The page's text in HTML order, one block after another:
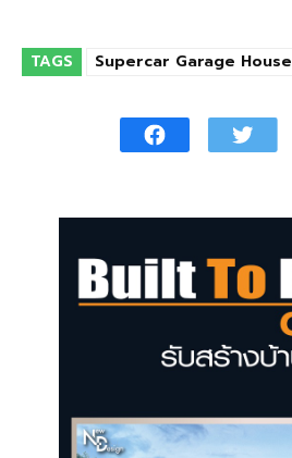
TAGS Supercar Garage House